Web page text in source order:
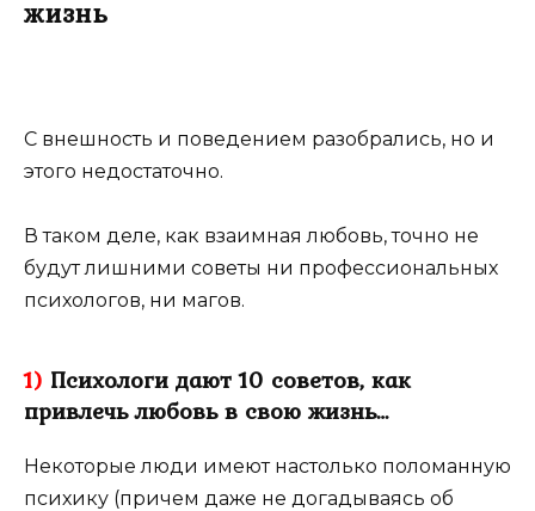
жизнь
С внешность и поведением разобрались, но и
этого недостаточно.
В таком деле, как взаимная любовь, точно не
будут лишними советы ни профессиональных
психологов, ни магов.
1) Психологи дают 10 советов, как
привлечь любовь в свою жизнь…
Некоторые люди имеют настолько поломанную
психику (причем даже не догадываясь об